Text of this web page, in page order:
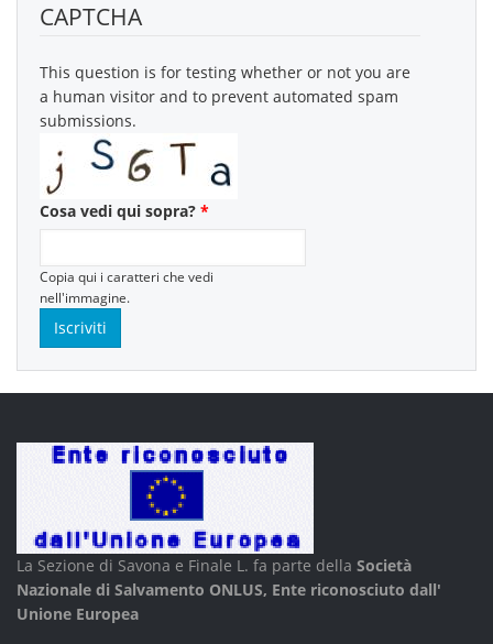
CAPTCHA
This question is for testing whether or not you are
a human visitor and to prevent automated spam
submissions.
Cosa vedi qui sopra? *
Copia qui i caratteri che vedi
nell'immagine.
La Sezione di Savona e Finale L. fa parte della Società
Nazionale di Salvamento ONLUS, Ente riconosciuto dall'
Unione Europea